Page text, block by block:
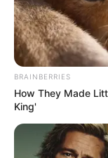
11. Jogo de
folhagens
BRAINBERRIES
How They Made
King'